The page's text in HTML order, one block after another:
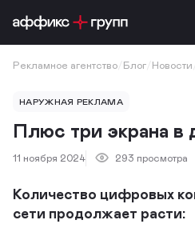
Рекламное агентство Блог Новости
НАРУЖНАЯ РЕКЛАМА
Плюс три экрана в
11 ноября 2024 293 просмотра
Количество цифровых
сети продолжает расти: